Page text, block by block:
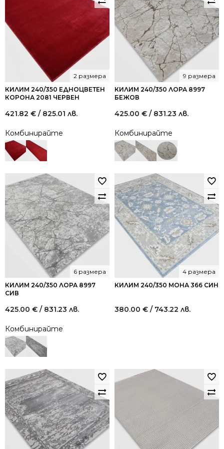
КИЛИМ 240/350 ЕДНОЦВЕТЕН
КОРОНА 2081 ЧЕРВЕН
2 размера
421.82 € / 825.01 лв.
Комбинирайте
КИЛИМ 240/350 ЛОРА 8997
БЕЖОВ
9 размера
425.00 € / 831.23 лв.
Комбинирайте
КИЛИМ 240/350 ЛОРА 8997
СИВ
6 размера
425.00 € / 831.23 лв.
Комбинирайте
КИЛИМ 240/350 МОНА 366 СИН
4 размера
380.00 € / 743.22 лв.